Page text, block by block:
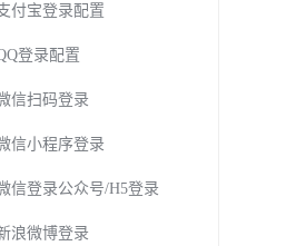
付宝登录配置
登录配置
信扫码登录
信小程序登录
信登录公众号/H5登录
浪微博登录